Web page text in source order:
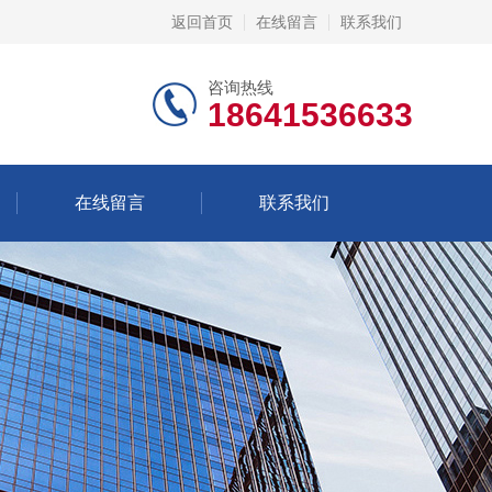
返回首页 在线留言 联系我们
咨询热线
18641536633
在线留言 联系我们